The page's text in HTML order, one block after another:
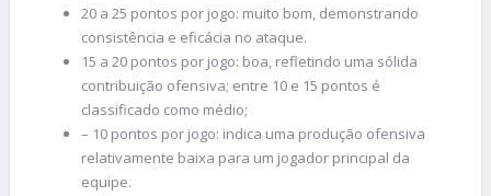
20 a 25 pontos por jogo: muito bom, demonstrando
consistência e eficácia no ataque.
15 a 20 pontos por jogo: boa, refletindo uma sólida
contribuição ofensiva; entre 10 e 15 pontos é
classificado como médio;
– 10 pontos por jogo: indica uma produção ofensiva
relativamente baixa para um jogador principal da
equipe.